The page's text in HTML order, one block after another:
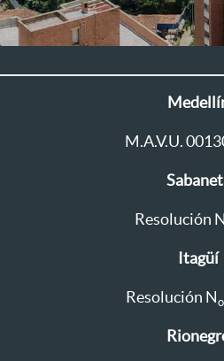
M.A.V.U.
Resolución N
Itagüí
Resolución N o